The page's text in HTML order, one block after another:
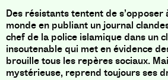
Des résistants tentent de s’opposer
monde en publiant un journal
chef de la police islamique dans un
insoutenable qui met en évidence
brouille tous les repères sociaux.
mystérieuse, reprend toujours ses